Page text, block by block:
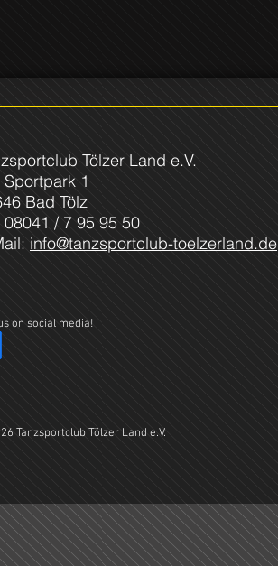
Tölzer Land e.V.
Sportpark 1
Bad Tölz
08041 / 7 95 95 50
info@tanzsportclub-toelzerland.de
on social media!
Tanzsportclub Tölzer Land e.V.